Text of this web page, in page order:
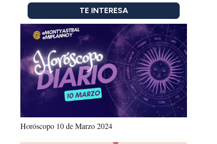
TE INTERESA
Horóscopo 10 de Marzo 2024